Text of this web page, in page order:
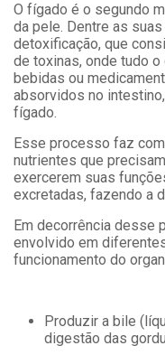
O fígado é o segundo
da pele. Dentre as
detoxificação, que
de toxinas, onde tudo
bebidas ou
absorvidos no
fígado.
Esse processo faz
nutrientes que
exercerem suas
excretadas, fazendo a
Em decorrência desse
envolvido em
funcionamento do
Produzir a bile
digestão das